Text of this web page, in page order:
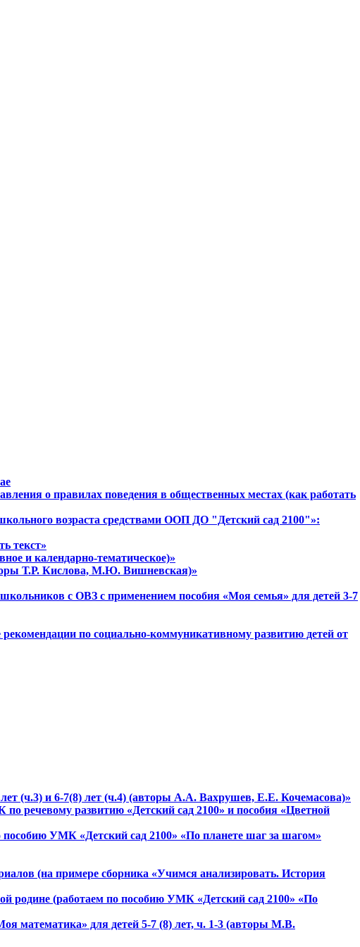
о правилах поведения в общественных местах (как работать
возраста средствами ООП ДО "Детский сад 2100"»:
текст»
и календарно-тематическое)»
Т.Р. Кислова, М.Ю. Вишневская)»
с ОВЗ с применением пособия «Моя семья» для детей 3-7
по социально-коммуникативному развитию детей от
(ч.3) и 6-7(8) лет (ч.4) (авторы А.А. Вахрушев, Е.Е. Кочемасова)»
речевому развитию «Детский сад 2100» и пособия «Цветной
УМК «Детский сад 2100» «По планете шаг за шагом»
(на примере сборника «Учимся анализировать. История
родине (работаем по пособию УМК «Детский сад 2100» «По
математика» для детей 5-7 (8) лет, ч. 1-3 (авторы М.В.